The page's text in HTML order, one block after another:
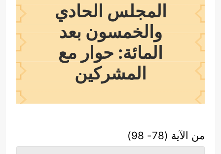
المجلس الحادي
والخمسون بعد
المائة: حوار مع
المشركين
من الآية (78- 98)